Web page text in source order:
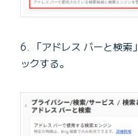
「アドレス バーと検
ックする。